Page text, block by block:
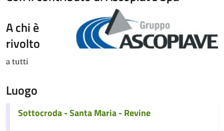
A chi è
rivolto
a tutti
Luogo
Sottocroda - Santa Maria - Revine